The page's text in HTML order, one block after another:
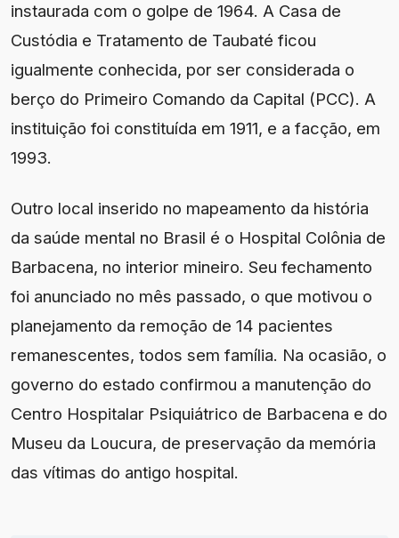
instaurada com o golpe de 1964. A Casa de
Custódia e Tratamento de Taubaté ficou
igualmente conhecida, por ser considerada o
berço do Primeiro Comando da Capital (PCC). A
instituição foi constituída em 1911, e a facção, em
1993.
Outro local inserido no mapeamento da história
da saúde mental no Brasil é o Hospital Colônia de
Barbacena, no interior mineiro. Seu fechamento
foi anunciado no mês passado, o que motivou o
planejamento da remoção de 14 pacientes
remanescentes, todos sem família. Na ocasião, o
governo do estado confirmou a manutenção do
Centro Hospitalar Psiquiátrico de Barbacena e do
Museu da Loucura, de preservação da memória
das vítimas do antigo hospital.